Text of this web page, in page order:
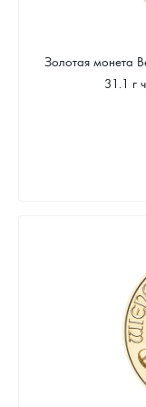
Золотая монета
31.1 г